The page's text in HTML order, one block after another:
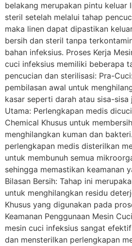
belakang merupakan pintu keluar
steril setelah melalui tahap
maka linen dapat dipastikan
bersih dan steril tanpa
bahan infeksius. Proses Kerja
cuci infeksius memiliki beberapa
pencucian dan sterilisasi: Pra-
pembilasan awal untuk
kasar seperti darah atau sisa-
Utama: Perlengkapan medis
Chemical Khusus untuk
menghilangkan kuman dan
perlengkapan medis disterilkan
untuk membunuh semua
sehingga memastikan keamanan
Bilasan Bersih: Tahap ini
untuk menghilangkan residu
Khusus yang digunakan pada
Keamanan Penggunaan Mesin
mesin cuci infeksius sangat
dan mensterilkan perlengkapan